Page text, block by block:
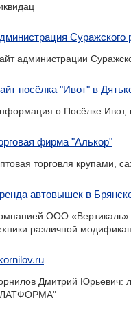
Суражского
администрации
посёлка "Ивот" в
о Посёлке Ивот,
фирма "Алькор"
торговля крупами,
автовышек в
ООО «Вертикаль»
различной
Дмитрий Юрьевич: